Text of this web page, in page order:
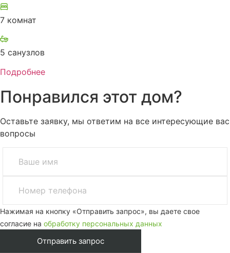
7 комнат
5 санузлов
Подробнее
Понравился этот дом?
Оставьте заявку, мы ответим на все интересующие вас
вопросы
Нажимая на кнопку «Отправить запрос», вы даете свое
согласие на обработку персональных данных